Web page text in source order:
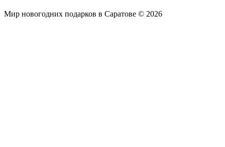
Мир новогодних подарков в Саратове © 2026